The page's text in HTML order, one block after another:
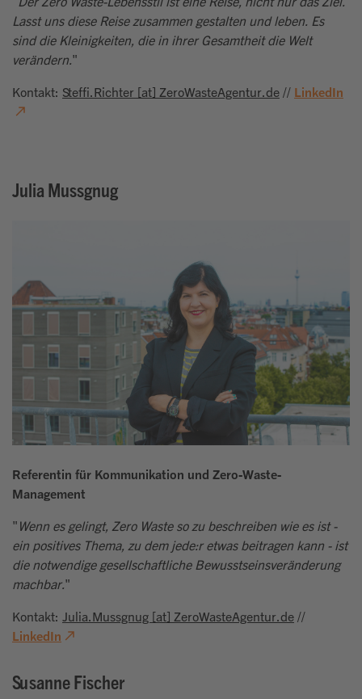
Lasst uns diese Reise zusammen gestalten und leben. Es
sind die Kleinigkeiten, die in ihrer Gesamtheit die Welt
verändern. "
Kontakt: Steffi.Richter [at] ZeroWasteAgentur.de // LinkedIn
Julia Mussgnug
Referentin für Kommunikation und Zero-Waste-
Management
" Wenn es gelingt, Zero Waste so zu beschreiben wie es ist -
ein positives Thema, zu dem jede:r etwas beitragen kann - ist
die notwendige gesellschaftliche Bewusstseinsveränderung
machbar. "
Kontakt: Julia.Mussgnug [at] ZeroWasteAgentur.de //
LinkedIn
Susanne Fischer